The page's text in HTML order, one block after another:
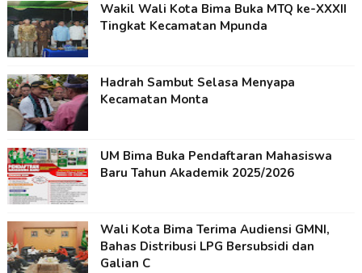
Wakil Wali Kota Bima Buka MTQ ke-XXXII
Tingkat Kecamatan Mpunda
Hadrah Sambut Selasa Menyapa
Kecamatan Monta
UM Bima Buka Pendaftaran Mahasiswa
Baru Tahun Akademik 2025/2026
Wali Kota Bima Terima Audiensi GMNI,
Bahas Distribusi LPG Bersubsidi dan
Galian C